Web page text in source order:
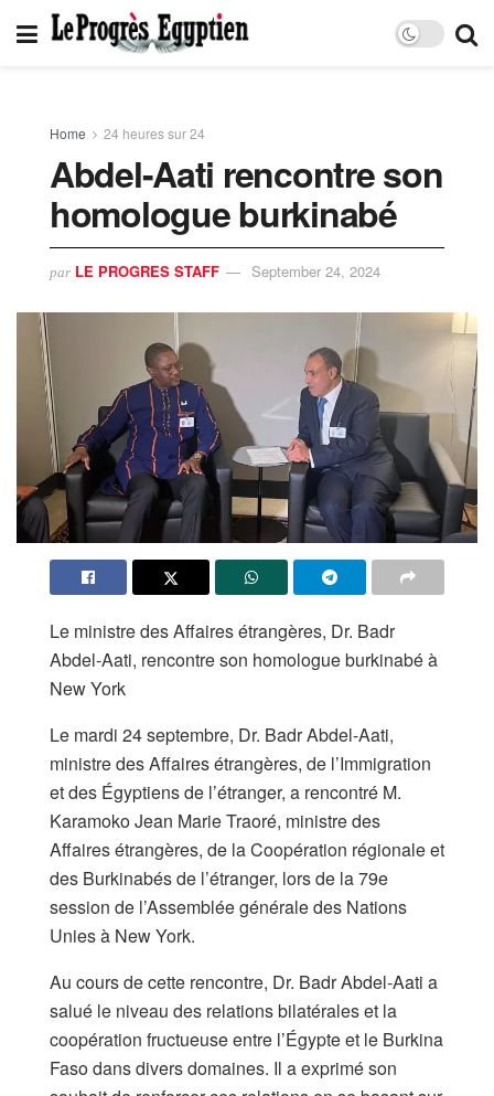
Home 24 heures sur 24
Abdel-Aati rencontre son
homologue burkinabé
par LE PROGRES STAFF September 24, 2024
Le ministre des Affaires étrangères, Dr. Badr
Abdel-Aati, rencontre son homologue burkinabé à
New York
Le mardi 24 septembre, Dr. Badr Abdel-Aati,
ministre des Affaires étrangères, de l’Immigration
et des Égyptiens de l’étranger, a rencontré M.
Karamoko Jean Marie Traoré, ministre des
Affaires étrangères, de la Coopération régionale et
des Burkinabés de l’étranger, lors de la 79e
session de l’Assemblée générale des Nations
Unies à New York.
Au cours de cette rencontre, Dr. Badr Abdel-Aati a
salué le niveau des relations bilatérales et la
coopération fructueuse entre l’Égypte et le Burkina
Faso dans divers domaines. Il a exprimé son